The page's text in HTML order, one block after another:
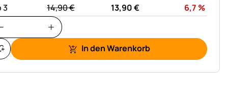
3 statt:
14,90€ 13,90€ 6,7 %
In den Warenkorb